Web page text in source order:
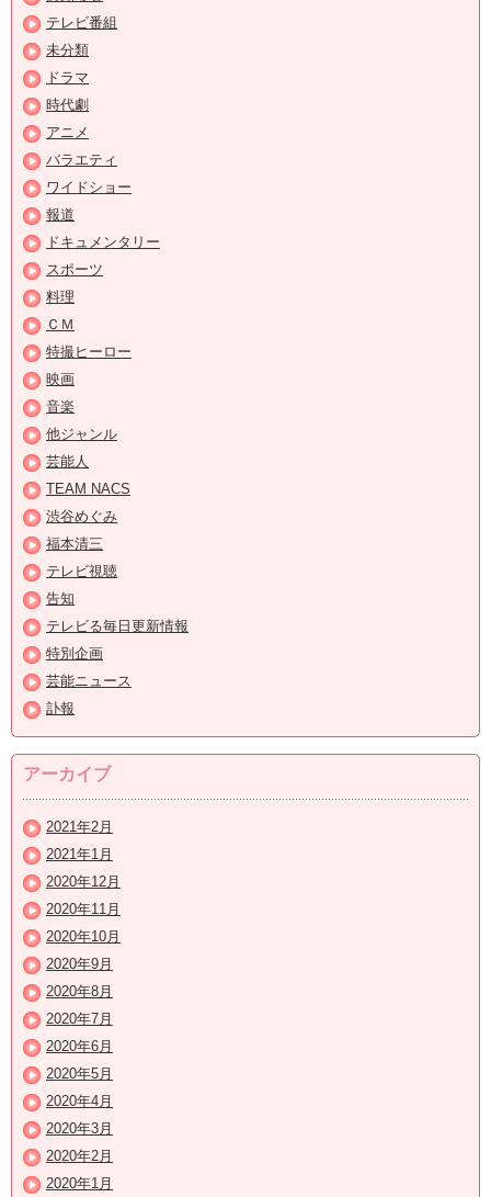
テレビ番組
未分類
ドラマ
時代劇
アニメ
バラエティ
ワイドショー
報道
ドキュメンタリー
スポーツ
料理
ＣＭ
特撮ヒーロー
映画
音楽
他ジャンル
芸能人
TEAM NACS
渋谷めぐみ
福本清三
テレビ視聴
告知
テレビる毎日更新情報
特別企画
芸能ニュース
訃報
アーカイブ
2021年2月
2021年1月
2020年12月
2020年11月
2020年10月
2020年9月
2020年8月
2020年7月
2020年6月
2020年5月
2020年4月
2020年3月
2020年2月
2020年1月